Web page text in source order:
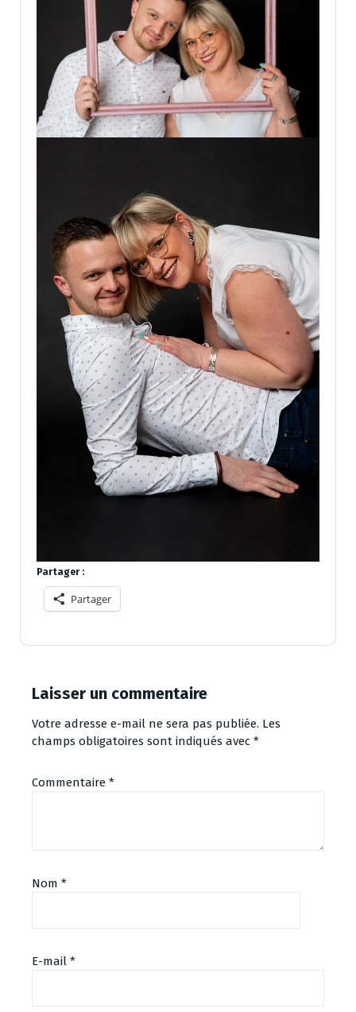
Partager :
Partager
Laisser un commentaire
Votre adresse e-mail ne sera pas publiée. Les
champs obligatoires sont indiqués avec *
Commentaire *
Nom *
E-mail *